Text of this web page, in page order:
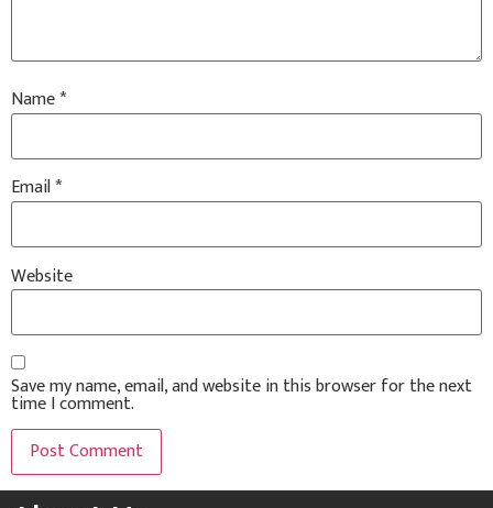
Name*
Email*
Website
Save my name, email, and website in this browser for the next
time I comment.